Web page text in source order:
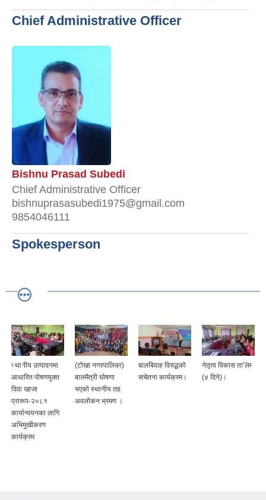
Chief Administrative Officer
Bishnu Prasad Subedi
Chief Administrative Officer
bishnuprasasubedi1975@gmail.com
9854046111
Spokesperson
स्थानीय उत्पादनमा
आधारित पोषणयुक्त
दिवा खाजा
प्रारूप-२०८१
कार्यान्वयनका लागि
अभिमुखीकरण
कार्यक्रम
(टोखा नगरपालिका)
बालमैत्री घोषणा
भएको स्थानीय तह
अवलोकन भ्रमण ।
बालबिवाह विरुद्धको
सचेतना कार्यक्रम।
नेतृत्व विकास तालिम
(४ दिने)।